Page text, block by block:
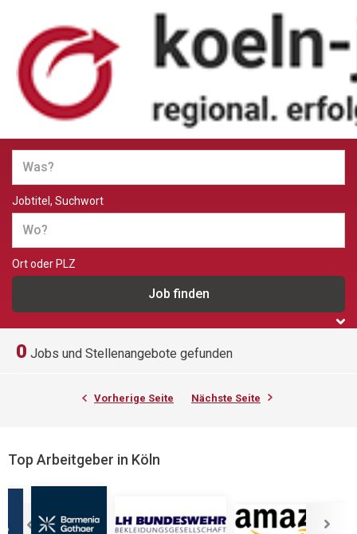
Jobs und Stellenangebote in
Köln
Jobtitel, Suchwort
Ort oder PLZ
0 Jobs und Stellenangebote gefunden
Vorherige Seite Nächste Seite
Top Arbeitgeber in Köln